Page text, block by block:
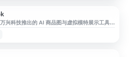
兴科技推出的 AI 商品图与虚拟模特展示工具，
试穿图和营销视觉素材。根据官网信息，
日停止服务，用户可关注 Wondershare